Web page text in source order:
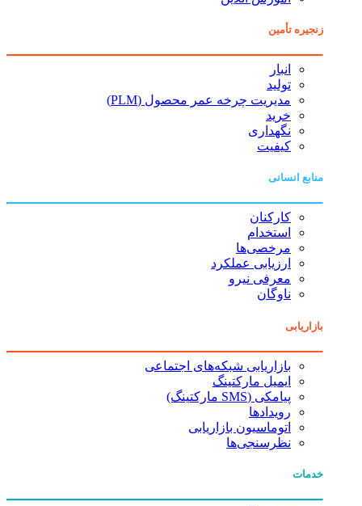
زنجیره تأمین
انبار
تولید
مدیریت چرخه عمر محصول (PLM)
خرید
نگهداری
کیفیت
منابع انسانی
کارکنان
استخدام
مرخصی‌ها
ارزیابی عملکرد
معرفی نیرو
ناوگان
بازاریابی
بازاریابی شبکه‌های اجتماعی
ایمیل مارکتینگ
پیامکی (SMS مارکتینگ)
رویدادها
اتوماسیون بازاریابی
نظرسنجی‌ها
خدمات